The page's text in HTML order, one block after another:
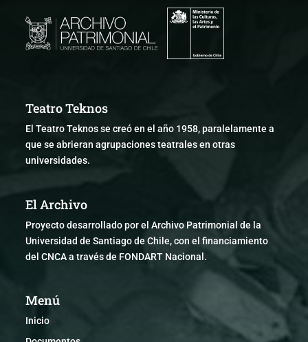
Teatro Teknos
El Teatro Teknos se creó en el año 1958, paralelamente a
que se abrieran agrupaciones teatrales en otras
universidades.
El Archivo
Proyecto desarrollado por el Archivo Patrimonial de la
Universidad de Santiago de Chile, con el financiamiento
del CNCA a través de FONDART Nacional.
Menú
Inicio